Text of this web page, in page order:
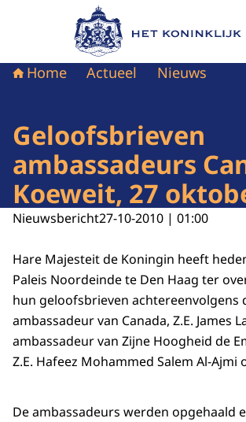
Naar de homepage van Het
Home Actueel Nieuws
Geloofsbrieven
ambassadeurs
Koeweit, 27
Nieuwsbericht27-10-2010 | 01:00
Hare Majesteit de Koningin heeft
Paleis Noordeinde te Den Haag ter
hun geloofsbrieven achtereenvolgens
ambassadeur van Canada, Z.E. James
ambassadeur van Zijne Hoogheid de
Z.E. Hafeez Mohammed Salem Al-Ajmi
De ambassadeurs werden opgehaald